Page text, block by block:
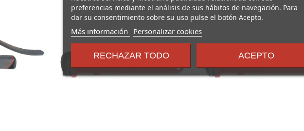
preferencias mediante el análisis de sus hábitos de navegación. Para
dar su consentimiento sobre su uso pulse el botón Acepto.
Más información
sobre
y
condiciones
Personalizar cookies
RECHAZAR TODO ACEPTO